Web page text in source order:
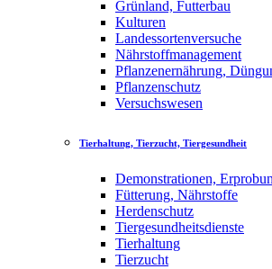
Grünland, Futterbau
Kulturen
Landessortenversuche
Nährstoffmanagement
Pflanzenernährung,
Pflanzenschutz
Versuchswesen
Tierhaltung, Tierzucht, Tiergesundheit
Demonstrationen,
Fütterung, Nährstoffe
Herdenschutz
Tiergesundheitsdienste
Tierhaltung
Tierzucht